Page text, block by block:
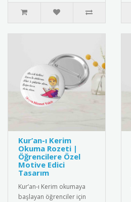
Kur’an-ı Kerim
Okuma Rozeti |
Öğrencilere Özel
Motive Edici
Tasarım
Kur’an-ı Kerim okumaya
başlayan öğrenciler için